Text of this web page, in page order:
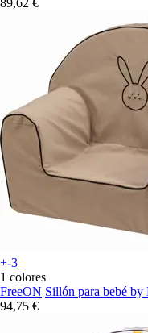
+-3
1 colores
FreeON Sillón para bebé
94,75 €